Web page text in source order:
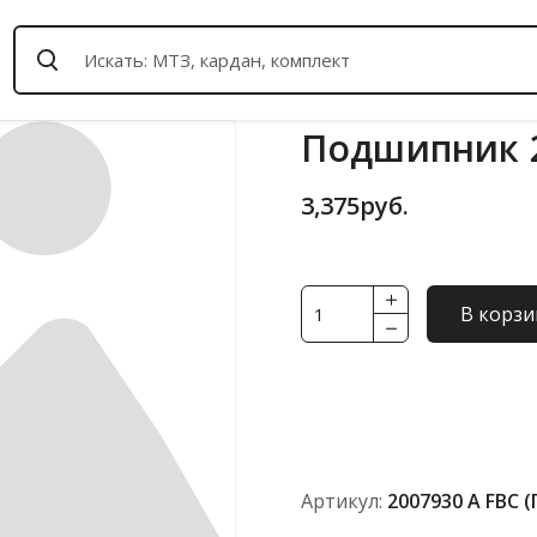
Подшипник
3,375руб.
Количество
товара
В
Артикул: 2007930 А FBC